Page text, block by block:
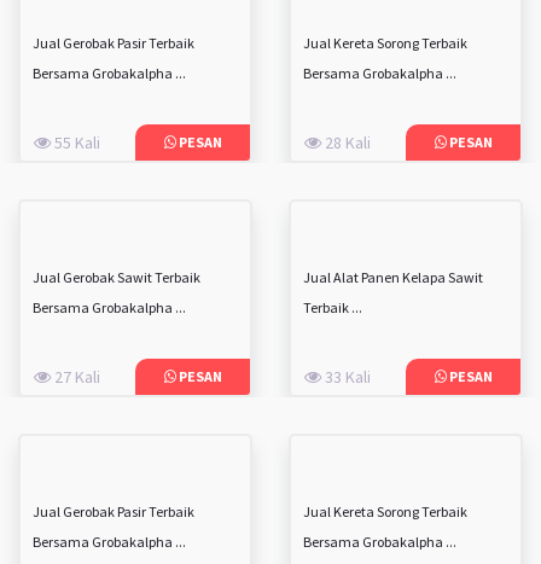
Jual Gerobak Pasir Terbaik
Bersama Grobakalpha ...
55 Kali PESAN
Jual Kereta Sorong Terbaik
Bersama Grobakalpha ...
28 Kali PESAN
Jual Gerobak Sawit Terbaik
Bersama Grobakalpha ...
27 Kali PESAN
Jual Alat Panen Kelapa Sawit
Terbaik ...
33 Kali PESAN
Jual Gerobak Pasir Terbaik
Bersama Grobakalpha ...
Jual Kereta Sorong Terbaik
Bersama Grobakalpha ...